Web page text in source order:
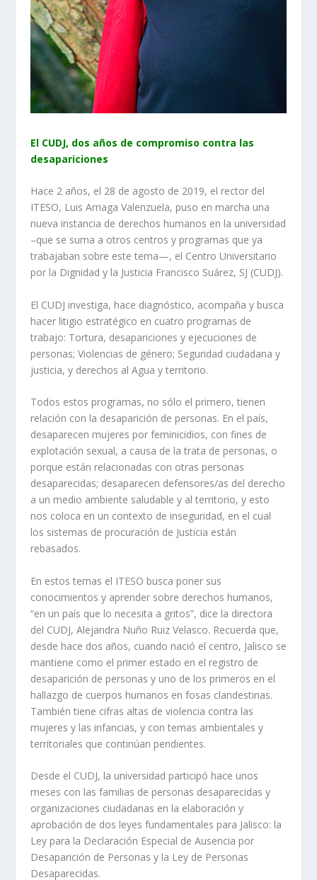
El CUDJ, dos años de compromiso contra las
desapariciones
Hace 2 años, el 28 de agosto de 2019, el rector del
ITESO, Luis Arriaga Valenzuela, puso en marcha una
nueva instancia de derechos humanos en la universidad
–que se suma a otros centros y programas que ya
trabajaban sobre este tema—, el Centro Universitario
por la Dignidad y la Justicia Francisco Suárez, SJ (CUDJ).
El CUDJ investiga, hace diagnóstico, acompaña y busca
hacer litigio estratégico en cuatro programas de
trabajo: Tortura, desapariciones y ejecuciones de
personas; Violencias de género; Seguridad ciudadana y
justicia, y derechos al Agua y territorio.
Todos estos programas, no sólo el primero, tienen
relación con la desaparición de personas. En el país,
desaparecen mujeres por feminicidios, con fines de
explotación sexual, a causa de la trata de personas, o
porque están relacionadas con otras personas
desaparecidas; desaparecen defensores/as del derecho
a un medio ambiente saludable y al territorio, y esto
nos coloca en un contexto de inseguridad, en el cual
los sistemas de procuración de Justicia están
rebasados.
En estos temas el ITESO busca poner sus
conocimientos y aprender sobre derechos humanos,
“en un país que lo necesita a gritos”, dice la directora
del CUDJ, Alejandra Nuño Ruiz Velasco. Recuerda que,
desde hace dos años, cuando nació el centro, Jalisco se
mantiene como el primer estado en el registro de
desaparición de personas y uno de los primeros en el
hallazgo de cuerpos humanos en fosas clandestinas.
También tiene cifras altas de violencia contra las
mujeres y las infancias, y con temas ambientales y
territoriales que continúan pendientes.
Desde el CUDJ, la universidad participó hace unos
meses con las familias de personas desaparecidas y
organizaciones ciudadanas en la elaboración y
aprobación de dos leyes fundamentales para Jalisco: la
Ley para la Declaración Especial de Ausencia por
Desaparición de Personas y la Ley de Personas
Desaparecidas.